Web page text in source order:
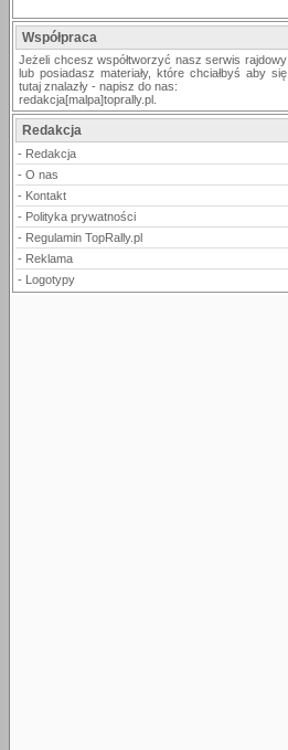
Współpraca
Jeżeli chcesz współtworzyć nasz serwis rajdowy
lub posiadasz materiały, które chciałbyś aby się
tutaj znalazły - napisz do nas:
redakcja[malpa]toprally.pl.
Redakcja
- Redakcja
- O nas
- Kontakt
- Polityka prywatności
- Regulamin TopRally.pl
- Reklama
- Logotypy